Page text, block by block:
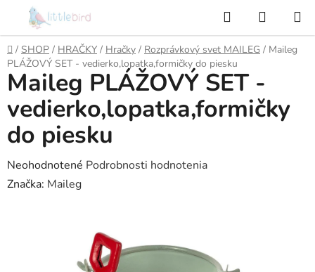
obsah
Hľadať
KOŠÍK
Domov
/ SHOP / HRAČKY / Hračky / Rozprávkový svet MAILEG / Maileg
PLÁŽOVÝ SET - vedierko,lopatka,formičky do piesku
Maileg PLÁŽOVÝ SET -
vedierko,lopatka,formičky
do piesku
Priemerné
hodnotenie
Neohodnotené Podrobnosti hodnotenia
Značka: Maileg